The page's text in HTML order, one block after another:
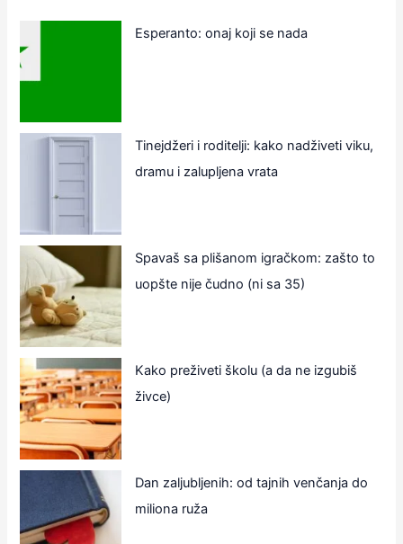
Esperanto: onaj koji se nada
Tinejdžeri i roditelji: kako nadživeti viku,
dramu i zalupljena vrata
Spavaš sa plišanom igračkom: zašto to
uopšte nije čudno (ni sa 35)
Kako preživeti školu (a da ne izgubiš
živce)
Dan zaljubljenih: od tajnih venčanja do
miliona ruža